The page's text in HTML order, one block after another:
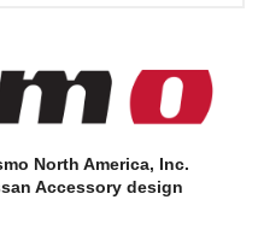
North America, Inc.
Accessory design